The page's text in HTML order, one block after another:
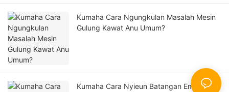
Kumaha Cara Ngungkulan Masalah Mesin
Gulung Kawat Anu Umum?
Kumaha Cara Nyieun Batangan Emas Anu